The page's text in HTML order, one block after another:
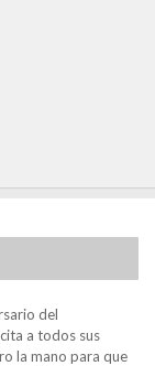
del
a todos sus
la mano para que